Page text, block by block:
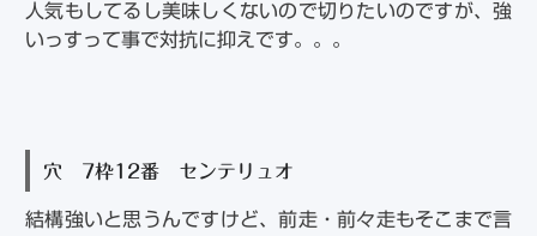
人気もしてるし美味しくないので切りたいのですが、強
いっすって事で対抗に抑えです。。。
穴 7枠12番 センテリュオ
結構強いと思うんですけど、前走・前々走もそこまで言